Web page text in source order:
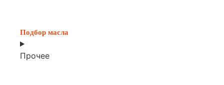
Подбор масла
Прочее